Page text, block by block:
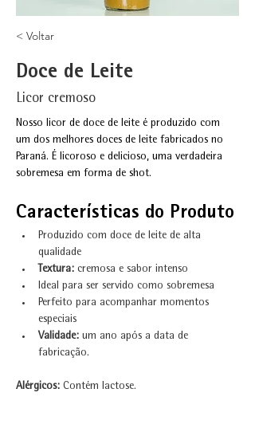
< Voltar
Doce de Leite
Licor cremoso
Nosso licor de doce de leite é produzido com
um dos melhores doces de leite fabricados no
Paraná. É licoroso e delicioso, uma verdadeira
sobremesa em forma de shot.
Características do Produto
Produzido com doce de leite de alta
qualidade
Textura: cremosa e sabor intenso
Ideal para ser servido como sobremesa
Perfeito para acompanhar momentos
especiais
Validade: um ano após a data de
fabricação.
Alérgicos: Contém lactose.